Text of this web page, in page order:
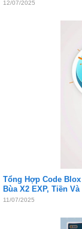
12/07/2025
Tổng Hợp Code
Bùa X2 EXP, Tiền
11/07/2025